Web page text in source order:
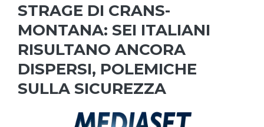
STRAGE DI CRANS-
MONTANA: SEI ITALIANI
RISULTANO ANCORA
DISPERSI, POLEMICHE
SULLA SICUREZZA